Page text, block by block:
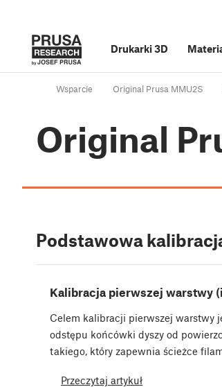
Drukarki 3D
Wsparcie Original Prusa MMU2S
Original
Podstawowa
Kalibracja pierwszej warstwy
Celem kalibracji pierwszej warstwy
odstępu końcówki dyszy od
takiego, który zapewnia ścieżce
Przeczytaj artykuł